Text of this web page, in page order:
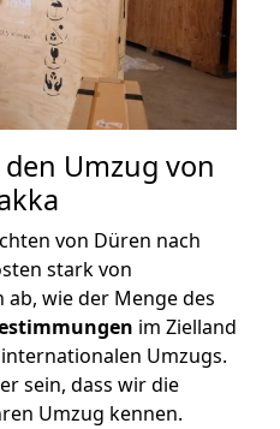
Umzug von
von Düren nach
stark von
wie der Menge des
im Zielland
Umzugs.
sein, dass wir die
Umzug kennen.